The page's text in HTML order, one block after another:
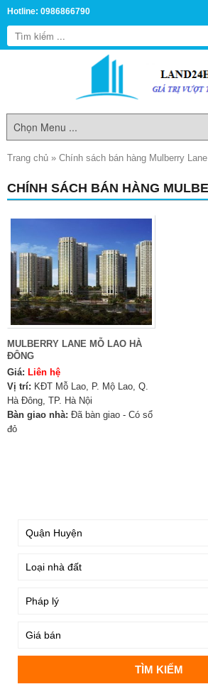
Hotline: 0986866790
Trang chủ » Chính sách bán hàng Mulberry Lane
CHÍNH SÁCH BÁN HÀNG
MULBERRY LANE MỖ LAO HÀ
ĐÔNG
Giá: Liên hệ
Vị trí: KĐT Mỗ Lao, P. Mộ Lao, Q.
Hà Đông, TP. Hà Nội
Bàn giao nhà: Đã bàn giao - Có sổ
đỏ